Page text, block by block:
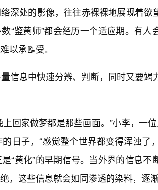
深处的影像，往往赤裸裸地展现着欲
“鉴黄师”都会经历一个适应期。有人
以承📝受。
信息中快速分辨、判断，同时又要竭
回家做梦都是那些画面。”小李，一
日子，“感觉整个世界都变得浑浊了
是“黄化”的早期信号。当外界的信息
，这些信息就会如同渗透的染料，逐